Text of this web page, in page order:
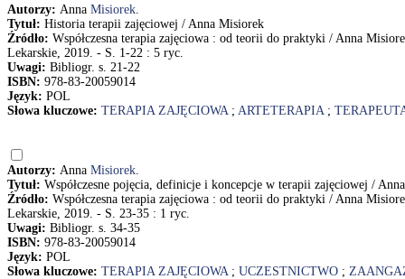
Autorzy: Anna Misiorek.
Tytuł: Historia terapii zajęciowej / Anna Misiorek
Źródło: Współczesna terapia zajęciowa : od teorii do praktyki / Anna
Lekarskie, 2019. - S. 1-22 : 5 ryc.
Uwagi: Bibliogr. s. 21-22
ISBN: 978-83-20059014
Język: POL
Słowa kluczowe: TERAPIA ZAJĘCIOWA; ARTETERAPIA;
Autorzy: Anna Misiorek.
Tytuł: Współczesne pojęcia, definicje i koncepcje w terapii zajęciowej /
Źródło: Współczesna terapia zajęciowa : od teorii do praktyki / Anna
Lekarskie, 2019. - S. 23-35 : 1 ryc.
Uwagi: Bibliogr. s. 34-35
ISBN: 978-83-20059014
Język: POL
Słowa kluczowe: TERAPIA ZAJĘCIOWA; UCZESTNICTWO ;